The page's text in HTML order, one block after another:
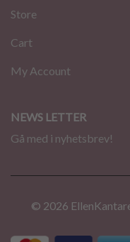
Store
Cart
My Account
NEWS LETTER
Gå med i nyhetsbrev!
© 2026